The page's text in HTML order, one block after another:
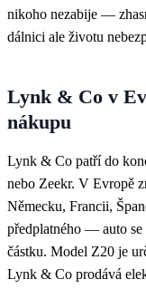
nikoho nezabije —
dálnici ale životu
Lynk & Co v
nákupu
Lynk & Co patří do
nebo Zeekr. V Evropě
Německu, Francii,
předplatného — auto
částku. Model Z20 je
Lynk & Co prodává